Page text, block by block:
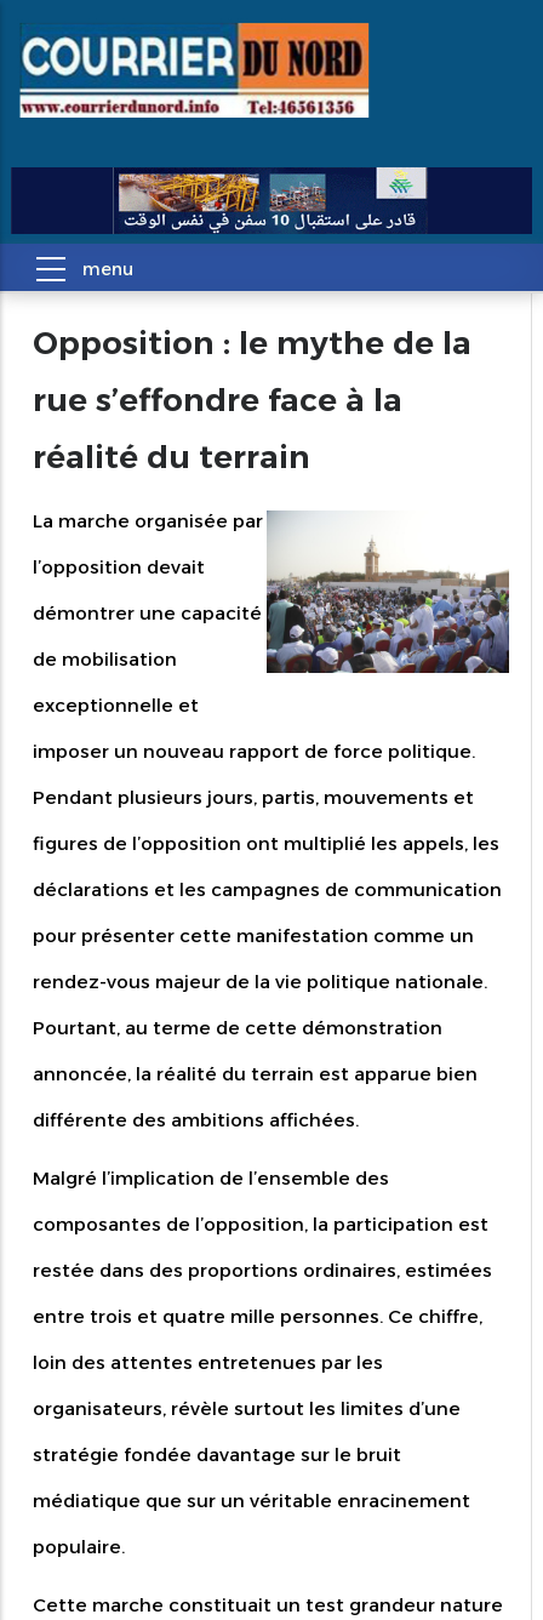
Opposition : le mythe de la
rue s’effondre face à la
réalité du terrain
La marche organisée par
l’opposition devait
démontrer une capacité
de mobilisation
exceptionnelle et
imposer un nouveau rapport de force politique.
Pendant plusieurs jours, partis, mouvements et
figures de l’opposition ont multiplié les appels, les
déclarations et les campagnes de communication
pour présenter cette manifestation comme un
rendez-vous majeur de la vie politique nationale.
Pourtant, au terme de cette démonstration
annoncée, la réalité du terrain est apparue bien
différente des ambitions affichées.
Malgré l’implication de l’ensemble des
composantes de l’opposition, la participation est
restée dans des proportions ordinaires, estimées
entre trois et quatre mille personnes. Ce chiffre,
loin des attentes entretenues par les
organisateurs, révèle surtout les limites d’une
stratégie fondée davantage sur le bruit
médiatique que sur un véritable enracinement
populaire.
Cette marche constituait un test grandeur nature